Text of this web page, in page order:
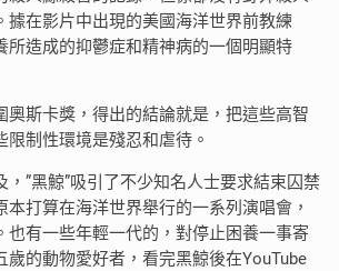
據在影片中出現的美國海洋世界前教練
所造成的抑鬱症和精神病的一個明顯特
奧斯卡獎，得出的結論就是，把這些高智
限制性環境是殘忍和虐待。
，”黑鯨”吸引了不少知名人士要求結束囚禁
本打算在海洋世界舉行的一系列演唱會，
也有一些年輕一代的，對停止困養一事寄
歲的動物愛好者，看完黑鯨後在YouTube